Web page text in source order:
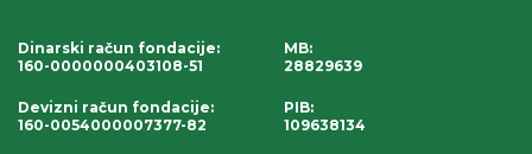
Dinarski račun fondacije:
160-0000000403108-51
Devizni račun fondacije:
160-0054000007377-82
MB:
28829639
PIB:
109638134